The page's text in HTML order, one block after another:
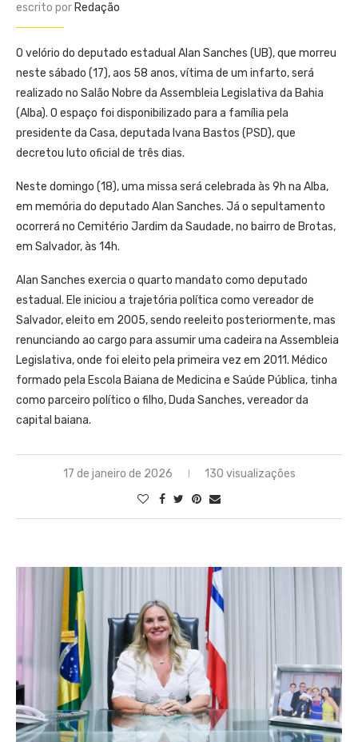
escrito por Redação
O velório do deputado estadual Alan Sanches (UB), que morreu
neste sábado (17), aos 58 anos, vítima de um infarto, será
realizado no Salão Nobre da Assembleia Legislativa da Bahia
(Alba). O espaço foi disponibilizado para a família pela
presidente da Casa, deputada Ivana Bastos (PSD), que
decretou luto oficial de três dias.
Neste domingo (18), uma missa será celebrada às 9h na Alba,
em memória do deputado Alan Sanches. Já o sepultamento
ocorrerá no Cemitério Jardim da Saudade, no bairro de Brotas,
em Salvador, às 14h.
Alan Sanches exercia o quarto mandato como deputado
estadual. Ele iniciou a trajetória política como vereador de
Salvador, eleito em 2005, sendo reeleito posteriormente, mas
renunciando ao cargo para assumir uma cadeira na Assembleia
Legislativa, onde foi eleito pela primeira vez em 2011. Médico
formado pela Escola Baiana de Medicina e Saúde Pública, tinha
como parceiro político o filho, Duda Sanches, vereador da
capital baiana.
17 de janeiro de 2026 130 visualizações